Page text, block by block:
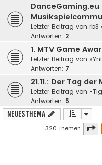
Letzter Beitrag von rb3
Antworten: 2
1. MTV Game
Letzter Beitrag von
Antworten: 7
21.11.: Der Tag
Letzter Beitrag von -
Antworten: 5
Neues Thema
320 Themen